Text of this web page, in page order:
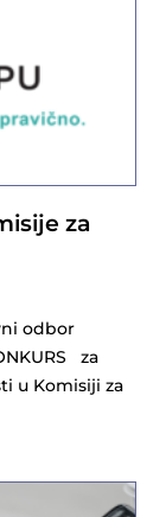
za
odbor
za
u Komisiji za